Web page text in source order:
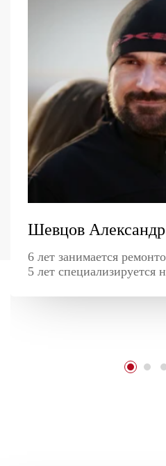
Шевцов
6 лет занимается
5 лет специализируется